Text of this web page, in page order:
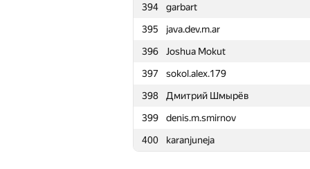
394
garbart
395
java.dev.m.ar
396
Joshua Mokut
397
sokol.alex.179
398
Дмитрий Шмырёв
399
denis.m.smirnov
400
karanjuneja
371
d.shatty
372
Владислав Володькин
373
LykovKirillOlegovich
374
nitin2798
375
bogdick
376
lxdlam
377
ishkininking